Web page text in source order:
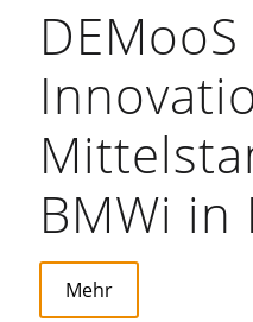
BMWi in
Mehr